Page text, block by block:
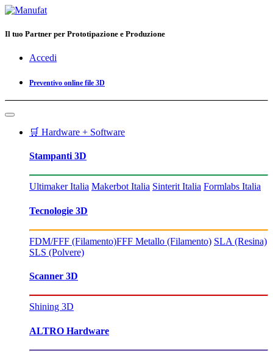
Il tuo Partner per Prototipazione e Produzione
Accedi
Preventivo online file 3D
🛒 Hardware + Software
Stampanti 3D
Ultimaker Italia Makerbot Italia Sinterit Italia Formlabs Italia
Tecnologie 3D
FDM/FFF (Filamento)FFF Metallo (Filamento) SLA (Resina)
SLS (Polvere)
Scanner 3D
Shining 3D
ALTRO Hardware